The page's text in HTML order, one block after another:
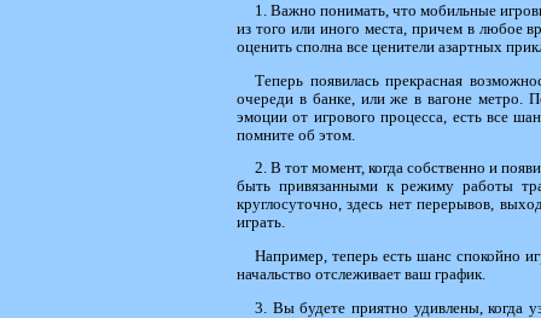
1. Важно понимать, что мобильные
из того или иного места, причем в любое
оценить сполна все ценители азартных
Теперь появилась прекрасная
очереди в банке, или же в вагоне метро.
эмоции от игрового процесса, есть все
помните об этом.
2. В тот момент, когда собственно и
быть привязанными к режиму работы
круглосуточно, здесь нет перерывов,
играть.
Например, теперь есть шанс спокойно
начальство отслеживает ваш график.
3. Вы будете приятно удивлены, когда